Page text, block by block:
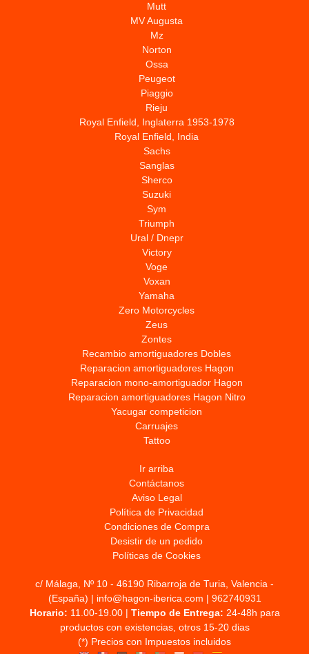
Mutt
MV Augusta
Mz
Norton
Ossa
Peugeot
Piaggio
Rieju
Royal Enfield, Inglaterra 1953-1978
Royal Enfield, India
Sachs
Sanglas
Sherco
Suzuki
Sym
Triumph
Ural / Dnepr
Victory
Voge
Voxan
Yamaha
Zero Motorcycles
Zeus
Zontes
Recambio amortiguadores Dobles
Reparacion amortiguadores Hagon
Reparacion mono-amortiguador Hagon
Reparacion amortiguadores Hagon Nitro
Yacugar competicion
Carruajes
Tattoo
Ir arriba
Contáctanos
Aviso Legal
Política de Privacidad
Condiciones de Compra
Desistir de un pedido
Políticas de Cookies
c/ Málaga, Nº 10 - 46190 Ribarroja de Turia, Valencia -
(España) | info@hagon-iberica.com | 962740931
Horario: 11.00-19.00 | Tiempo de Entrega: 24-48h para
productos con existencias, otros 15-20 dias
(*) Precios con Impuestos incluidos